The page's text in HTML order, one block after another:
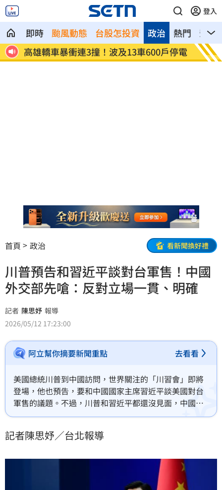
登入
即時 颱風動態 台股怎投資 熱門 影音
政治
高雄轎車暴衝連3撞！波及13車600戶停電
陳晨
場
首頁 政治 看新聞換好禮
川普預告和習近平談對台軍售！中國
外交部先嗆：反對立場一貫、明確
記者 陳思妤 報導
2026/05/12 17:23:00
阿立幫你摘要新聞重點 去看看
美國總統川普到中國訪問，世界關注的「川習會」即將
登場，他也預告，要和中國國家主席習近平談美國對台
軍售的議題。不過，川普和習近平都還沒見面，中國外
交部今（12）日就開嗆，中方反對美國向台灣出售武器
記者陳思妤／台北報導